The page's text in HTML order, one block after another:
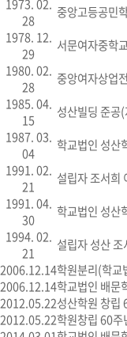
1973. 02.
28
중앙고등공민
1978. 12.
29
서문여자중학
1980. 02.
28
중앙여자상업
1985. 04.
15
성산빌딩 준공
1987. 03.
04
학교법인 성산
1991. 02.
21
설립자 조서희
1991. 04.
30
학교법인 성산
1994. 02.
21
설립자 성산
2006.12.14학원분리(학교
2006.12.14학교법인 배문
2012.05.22성산학원 창립
2012.05.22학원창립 60주